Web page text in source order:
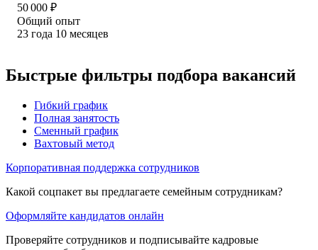
50 000 ₽
Общий опыт
23 года 10 месяцев
Быстрые фильтры подбора вакансий
Гибкий график
Полная занятость
Сменный график
Вахтовый метод
Корпоративная поддержка сотрудников
Какой соцпакет вы предлагаете семейным сотрудникам?
Оформляйте кандидатов онлайн
Проверяйте сотрудников и подписывайте кадровые